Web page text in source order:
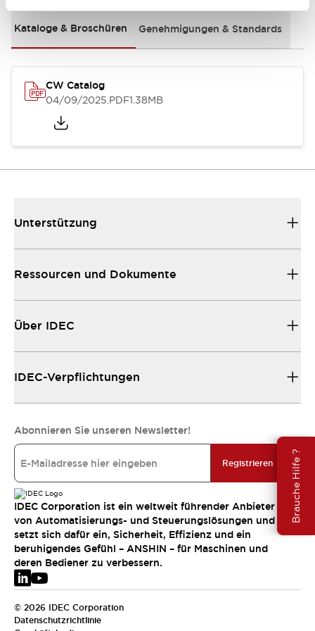
Brauche Hilfe ?
Kataloge & Broschüren Genehmigungen & Standards
CW Catalog
04/09/2025.PDF1.38MB
Unterstützung
Ressourcen und Dokumente
Über IDEC
IDEC-Verpflichtungen
Abonnieren Sie unseren Newsletter!
Registrieren
IDEC Corporation ist ein weltweit führender Anbieter
von Automatisierungs- und Steuerungslösungen und
setzt sich dafür ein, Sicherheit, Effizienz und ein
beruhigendes Gefühl – ANSHIN – für Maschinen und
deren Bediener zu verbessern.
© 2026 IDEC Corporation
Datenschutzrichtlinie